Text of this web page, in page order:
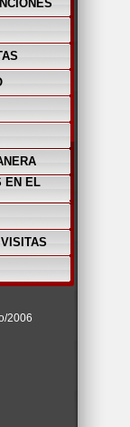
EN EL
2006